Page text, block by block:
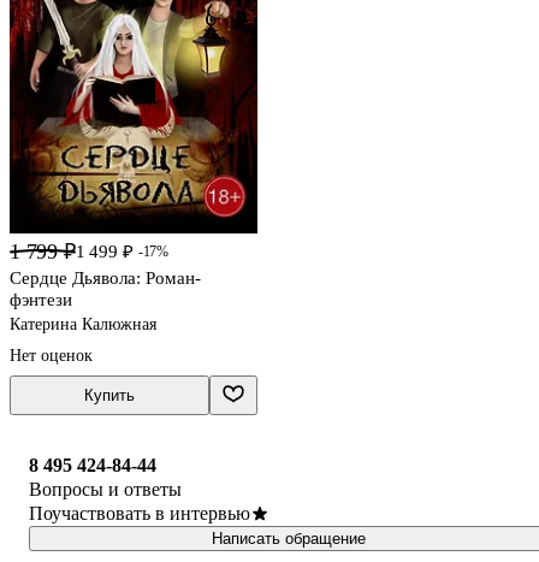
1 799 ₽1 499 ₽ -17%
Сердце Дьявола: Роман-
фэнтези
Катерина Калюжная
Нет оценок
Купить
8 495 424-84-44
Вопросы и ответы
Поучаствовать в интервью
Написать обращение